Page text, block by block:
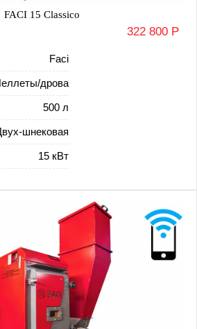
FACI 15 Classico
322 800 Р
Faci
дрова
500 л
шнековая
15 кВт